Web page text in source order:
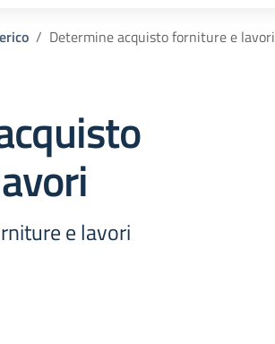
Determine acquisto forniture e lavori
e lavori